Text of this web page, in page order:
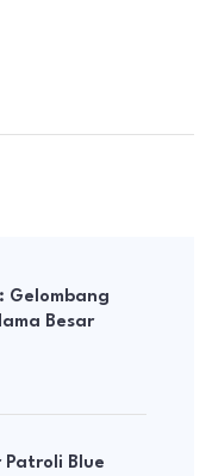
Gelombang
Besar
Patroli Blue